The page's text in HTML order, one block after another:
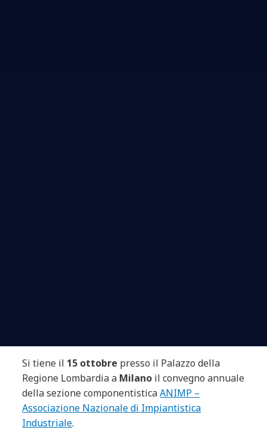
Si tiene il 15 ottobre presso il Palazzo della
Regione Lombardia a Milano il convegno annuale
della sezione componentisticaANIMP –
Associazione Nazionale di Impiantistica
Industriale.